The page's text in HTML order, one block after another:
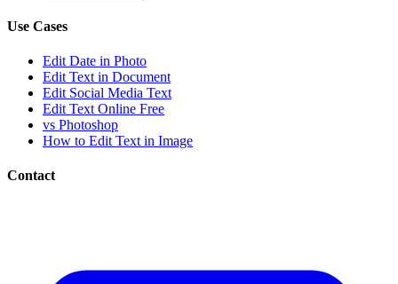
Use Cases
Edit Date in Photo
Edit Text in Document
Edit Social Media Text
Edit Text Online Free
vs Photoshop
How to Edit Text in Image
Contact